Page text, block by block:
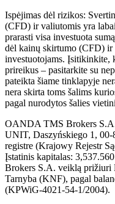
Ispėjimas dėl rizikos:
(CFD) ir valiutomis yra
prarasti visa investuota
dėl kainų skirtumo (CFD) ir
investuotojams. Įsitikinkite,
prireikus – pasitarkite su
pateikta šiame tinklapyje
nera skirta toms šalims
pagal nurodytos šalies
OANDA TMS Brokers S.A.
UNIT, Daszyńskiego 1, 00-
registre (Krajowy Rejestr
Įstatinis kapitalas:
Brokers S.A. veiklą prižiuri
Tarnyba (KNF), pagal
(KPWiG-4021-54-1/2004).